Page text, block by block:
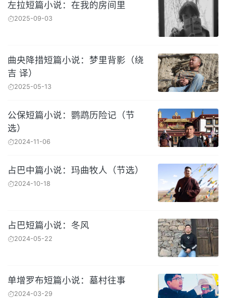
左拉短篇小说：在我的房间里
2025-09-03
曲央降措短篇小说：梦里背影（绕
吉 译）
2025-05-13
公保短篇小说：鹦鹉历险记（节
选）
2024-11-06
占巴中篇小说：玛曲牧人（节选）
2024-10-18
占巴短篇小说：冬风
2024-05-22
单增罗布短篇小说：墓村往事
2024-03-29